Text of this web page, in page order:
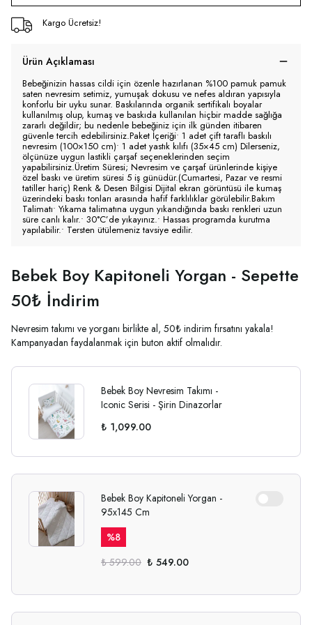
Kargo Ücretsiz!
Ürün Açıklaması
Bebeğinizin hassas cildi için özenle hazırlanan %100 pamuk pamuk
saten nevresim setimiz, yumuşak dokusu ve nefes aldıran yapısıyla
konforlu bir uyku sunar. Baskılarında organik sertifikalı boyalar
kullanılmış olup, kumaş ve baskıda kullanılan hiçbir madde sağlığa
zararlı değildir; bu nedenle bebeğiniz için ilk günden itibaren
güvenle tercih edebilirsiniz.Paket İçeriği• 1 adet çift taraflı baskılı
nevresim (100×150 cm)• 1 adet yastık kılıfı (35×45 cm) Dilerseniz,
ölçünüze uygun lastikli çarşaf seçeneklerinden seçim
yapabilirsiniz.Üretim Süresi; Nevresim ve çarşaf ürünlerinde kişiye
özel baskı ve üretim süresi 5 iş günüdür.(Cumartesi, Pazar ve resmi
tatiller hariç) Renk & Desen Bilgisi Dijital ekran görüntüsü ile kumaş
üzerindeki baskı tonları arasında hafif farklılıklar görülebilir.Bakım
Talimatı• Yıkama talimatına uygun yıkandığında baskı renkleri uzun
süre canlı kalır.• 30°C’de yıkayınız.• Hassas programda kurutma
yapılabilir.• Tersten ütülemeniz tavsiye edilir.
Bebek Boy Kapitoneli Yorgan - Sepette
50₺ İndirim
Nevresim takımı ve yorganı birlikte al, 50₺ indirim fırsatını yakala!
Kampanyadan faydalanmak için buton aktif olmalıdır.
Bebek Boy Nevresim Takımı -
Iconic Serisi - Şirin Dinazorlar
₺ 1,099.00
Bebek Boy Kapitoneli Yorgan -
95x145 Cm
%8
₺ 599.00 ₺ 549.00